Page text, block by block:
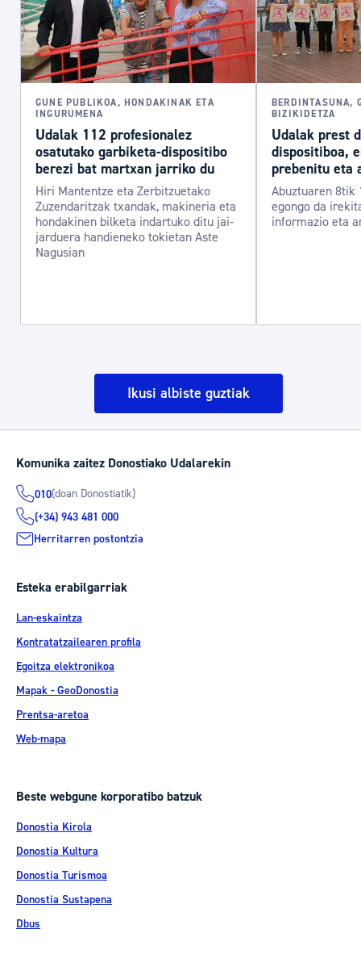
GUNE PUBLIKOA, HONDAKINAK ETA
INGURUMENA
Udalak 112 profesionalez
osatutako garbiketa-dispositibo
berezi bat martxan jarriko du
Hiri Mantentze eta Zerbitzuetako
Zuzendaritzak txandak, makineria eta
hondakinen bilketa indartuko ditu jai-
jarduera handieneko tokietan Aste
Nagusian
BERDINTASUNA,
BIZIKIDETZA
Udalak prest
dispositiboa,
prebenitu eta
Abuztuaren 8tik
egongo da
informazio eta
Ikusi albiste guztiak
Komunika zaitez Donostiako Udalarekin
010(doan Donostiatik)
(+34) 943 481 000
Herritarren postontzia
Esteka erabilgarriak
Lan-eskaintza
Kontratatzailearen profila
Egoitza elektronikoa
Mapak - GeoDonostia
Prentsa-aretoa
Web-mapa
Beste webgune korporatibo batzuk
Donostia Kirola
Donostia Kultura
Donostia Turismoa
Donostia Sustapena
Dbus